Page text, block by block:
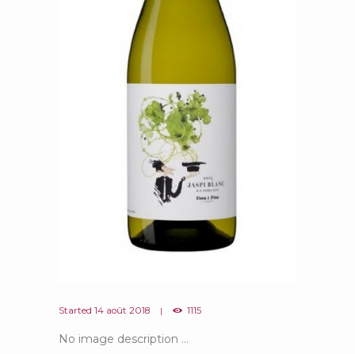
Started 14 août 2018 1115
No image description ...